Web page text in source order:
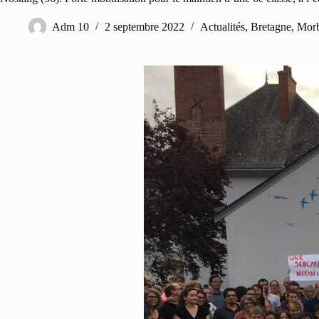
Adm 10 2 septembre 2022 Actualités, Bretagne,